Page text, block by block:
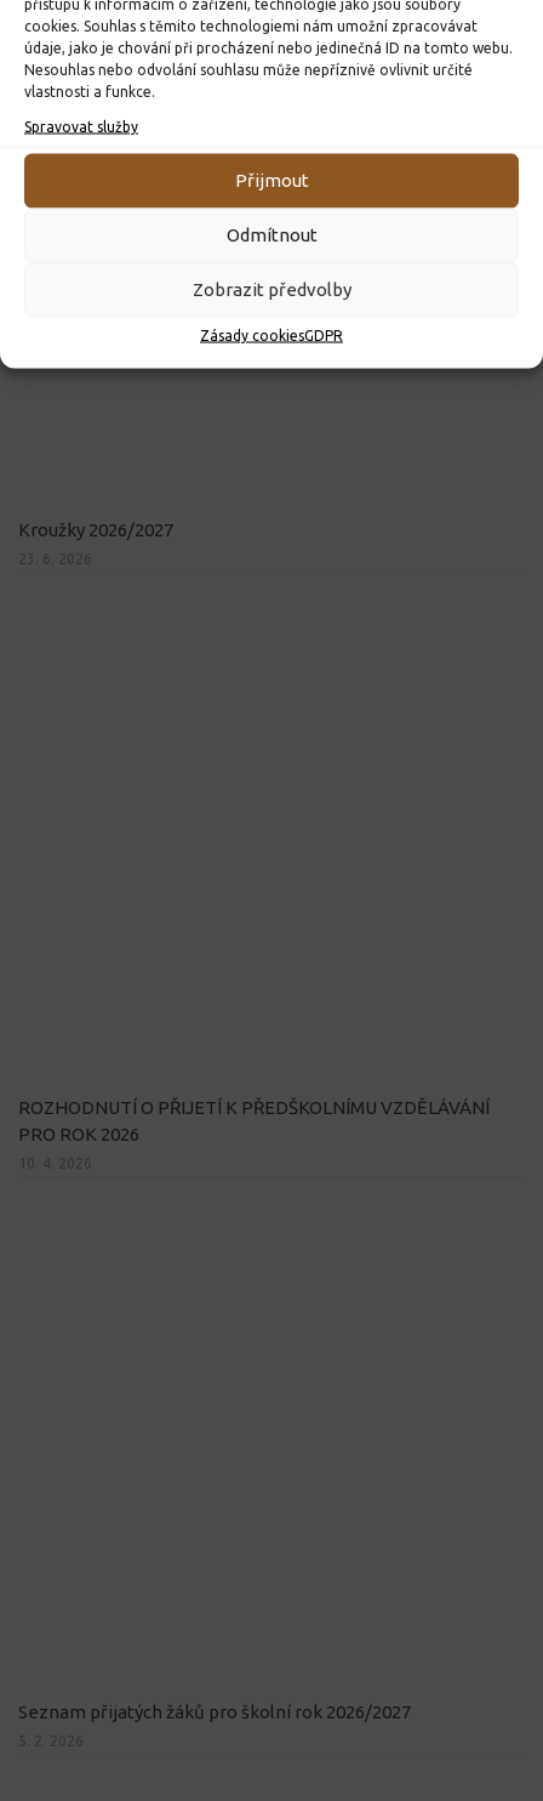
cookies. Souhlas s těmito technologiemi nám umožní zpracovávat
údaje, jako je chování při procházení nebo jedinečná ID na tomto webu.
Nesouhlas nebo odvolání souhlasu může nepříznivě ovlivnit určité
vlastnosti a funkce.
Spravovat služby
Přijmout
Odmítnout
Zobrazit předvolby
Zásady cookiesGDPR
Kroužky 2026/2027
23. 6. 2026
ROZHODNUTÍ O PŘIJETÍ K PŘEDŠKOLNÍMU VZDĚLÁVÁNÍ
PRO ROK 2026
10. 4. 2026
Seznam přijatých žáků pro školní rok 2026/2027
5. 2. 2026